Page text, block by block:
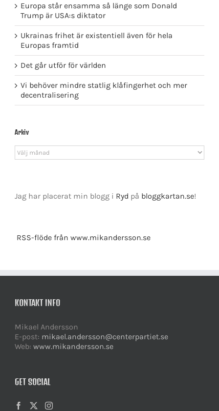
Europa står ensamma så länge som Donald
Trump är USA:s diktator
Ukrainas frihet är existentiell även för hela
Europas framtid
Det går utför för världen
Vi behöver mindre statlig klåfingerhet och mer
decentralisering
Arkiv
Arkiv
Jag har placerat min blogg i Ryd på bloggkartan.se!
RSS-flöde från www.mikandersson.se
KONTAKT INFO
Mikael Andersson
E-post: mikael.andersson@centerpartiet.se
Web: www.mikandersson.se
GET SOCIAL